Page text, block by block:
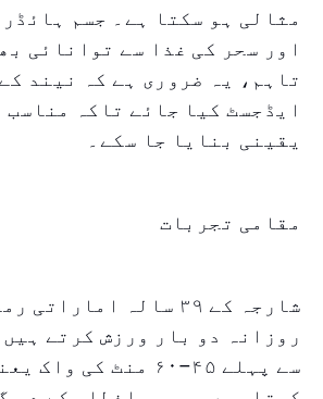
مثالی ہو سکتا ہے۔ جسم
اور سحر کی غذا سے توانائی
تاہم، یہ ضروری ہے کہ نیند
ایڈجسٹ کیا جائے تاکہ مناسب
یقینی بنایا جا سکے۔
مقامی تجربات
شارجہ کے ۳۹ سالہ
روزانہ دو بار ورزش کرتے
سے پہلے ۴۵–۶۰ منٹ کی